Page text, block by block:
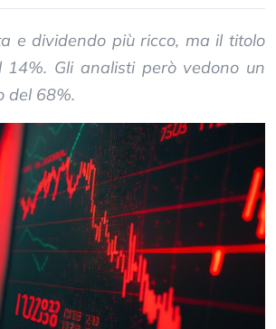
e dividendo più ricco, ma il titolo
14%. Gli analisti però vedono un
del 68%.